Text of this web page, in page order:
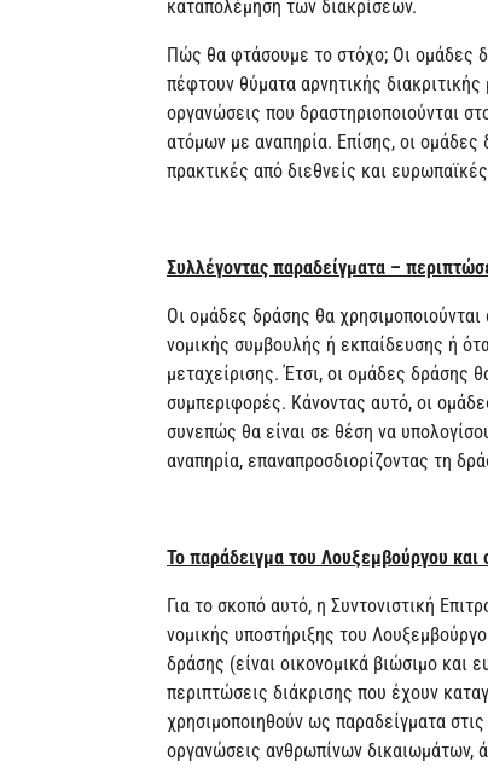
καταπολέμηση των διακρίσεων.
Πώς θα φτάσουμε το στόχο; Οι ομάδες
πέφτουν θύματα αρνητικής
οργανώσεις που δραστηριοποιούνται
ατόμων με αναπηρία. Επίσης, οι
πρακτικές από διεθνείς και
Συλλέγοντας παραδείγματα –
Οι ομάδες δράσης θα
νομικής συμβουλής ή εκπαίδευσης ή
μεταχείρισης. Έτσι, οι ομάδες δράσης
συμπεριφορές. Κάνοντας αυτό, οι
συνεπώς θα είναι σε θέση να
αναπηρία, επαναπροσδιορίζοντας τη
Το παράδειγμα του Λουξεμβούργου και
Για το σκοπό αυτό, η Συντονιστική
νομικής υποστήριξης του
δράσης (είναι οικονομικά βιώσιμο και
περιπτώσεις διάκρισης που έχουν
χρησιμοποιηθούν ως παραδείγματα
οργανώσεις ανθρωπίνων δικαιωμάτων,